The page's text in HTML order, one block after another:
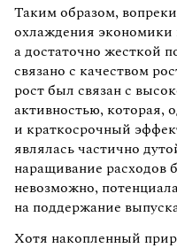
Таким образом,
охлаждения экономики
а достаточно жесткой
связано с качеством
рост был связан с
активностью, которая,
и краткосрочный
являлась частично
наращивание расходов
невозможно,
на поддержание
Хотя накопленный